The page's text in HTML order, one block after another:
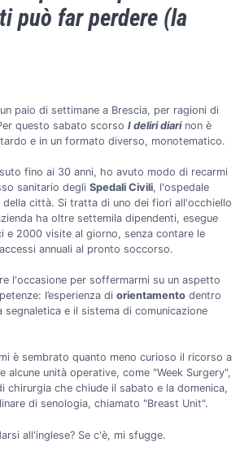
può far perdere (la
paio di settimane a Brescia, per ragioni di
questo sabato scorso I deliri diarinon è
e in un formato diverso, monotematico.
fino ai 30 anni, ho avuto modo di recarmi
sanitario degli Spedali Civili, l'ospedale
città. Si tratta di uno dei fiori all'occhiello
ha oltre settemila dipendenti, esegue
e 2000 visite al giorno, senza contare le
annuali al pronto soccorso.
l'occasione per soffermarmi su un aspetto
l’esperienza di orientamento dentro
segnaletica e il sistema di comunicazione
è sembrato quanto meno curioso il ricorso a
alcune unità operative, come "Week Surgery",
chirurgia che chiude il sabato e la domenica,
di senologia, chiamato "Breast Unit".
all'inglese? Se c'è, mi sfugge.